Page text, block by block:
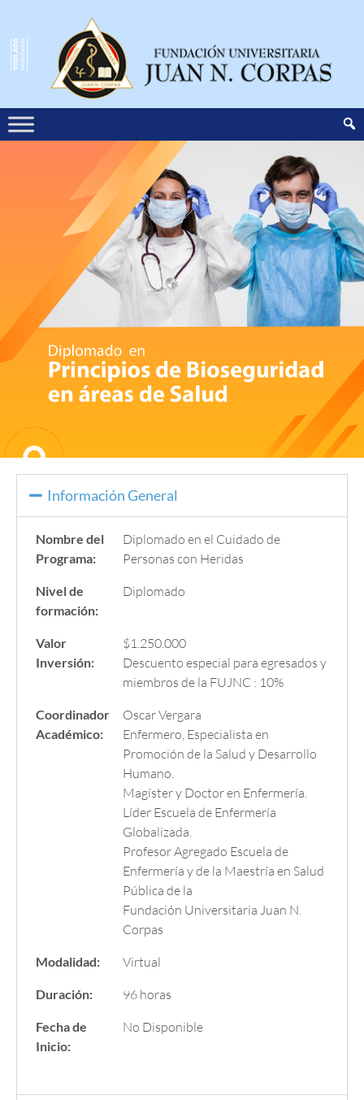
Información General
Nombre del
Programa:
Diplomado en el Cuidado de
Personas con Heridas
Nivel de
formación:
Diplomado
Valor
Inversión:
$1.250.000
Descuento especial para egresados y
miembros de la FUJNC : 10%
Coordinador
Académico:
Oscar Vergara
Enfermero, Especialista en
Promoción de la Salud y Desarrollo
Humano.
Magíster y Doctor en Enfermería.
Líder Escuela de Enfermería
Globalizada.
Profesor Agregado Escuela de
Enfermería y de la Maestría en Salud
Pública de la
Fundación Universitaria Juan N.
Corpas
Modalidad: Virtual
Duración: 96 horas
Fecha de
Inicio:
No Disponible